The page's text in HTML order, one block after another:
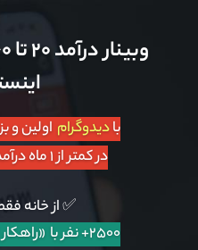
بادیدوگرام اولین و
در کمتر از ۱ ماه درآمد دلخواهت رو داری
✅ از خانه
۲۵۰۰+ نفر با «راهکار اختصاصی»